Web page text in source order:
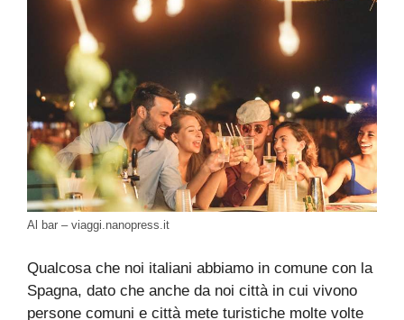
Al bar – viaggi.nanopress.it
Qualcosa che noi italiani abbiamo in comune con la
Spagna, dato che anche da noi città in cui vivono
persone comuni e città mete turistiche molte volte